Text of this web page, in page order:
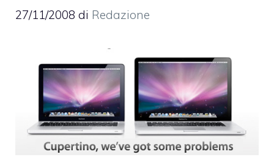
27/11/2008 di Redazione